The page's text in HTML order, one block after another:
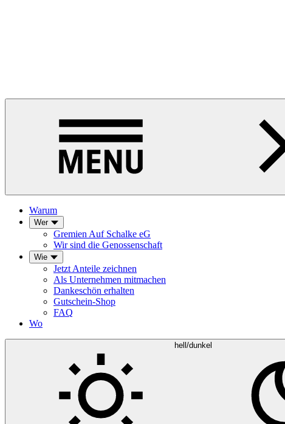
Warum
Wer
Gremien Auf Schalke eG
Wir sind die Genossenschaft
Wie
Jetzt Anteile zeichnen
Als Unternehmen mitmachen
Dankeschön erhalten
Gutschein-Shop
FAQ
Wo
hell/dunkel